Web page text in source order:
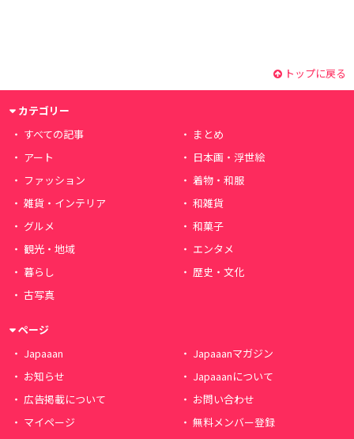
トップに戻る
カテゴリー
すべての記事
まとめ
アート
日本画・浮世絵
ファッション
着物・和服
雑貨・インテリア
和雑貨
グルメ
和菓子
観光・地域
エンタメ
暮らし
歴史・文化
古写真
ページ
Japaaan
Japaaanマガジン
お知らせ
Japaaanについて
広告掲載について
お問い合わせ
マイページ
無料メンバー登録